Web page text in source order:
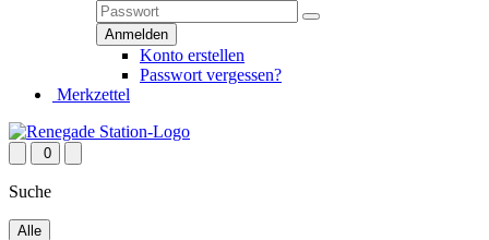
Konto erstellen
Passwort vergessen?
Merkzettel
0
Suche
Alle